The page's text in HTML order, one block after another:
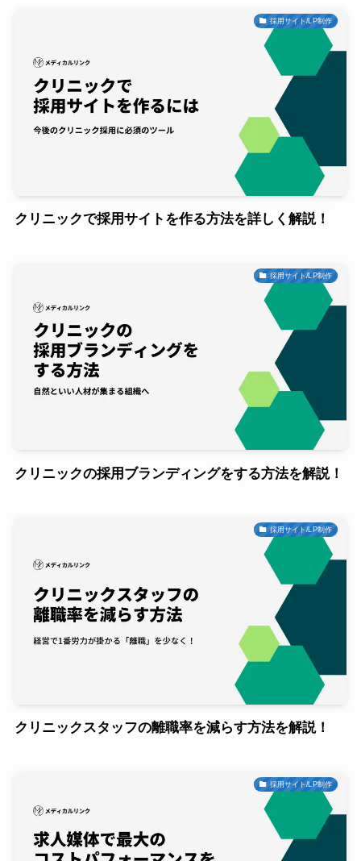
採用サイト/LP制作
クリニックで採用サイトを作る方法を詳しく解説！
採用サイト/LP制作
クリニックの採用ブランディングをする方法を解説！
採用サイト/LP制作
クリニックスタッフの離職率を減らす方法を解説！
採用サイト/LP制作